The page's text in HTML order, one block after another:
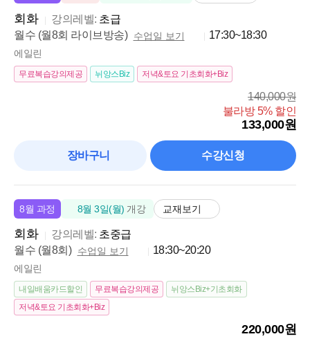
회화 강의레벨: 초급
월수 (월8회 라이브방송) 수업일 보기 17:30~18:30
에일린
무료복습강의제공 뉘앙스Biz 저녁&토요 기초회화+Biz
140,000원
불라방 5% 할인
133,000원
장바구니 수강신청
8월 과정 8월 3일(월) 개강 교재보기
회화 강의레벨: 초중급
월수 (월8회) 수업일 보기 18:30~20:20
에일린
내일배움카드할인 무료복습강의제공
뉘앙스Biz+기초회화
저녁&토요 기초회화+Biz
220,000원